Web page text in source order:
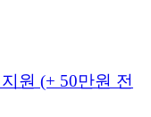
원 (+ 50만원 전